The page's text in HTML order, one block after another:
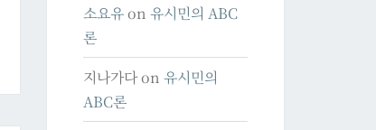
소요유on 유시민의 ABC
론
지나가다on 유시민의
ABC론